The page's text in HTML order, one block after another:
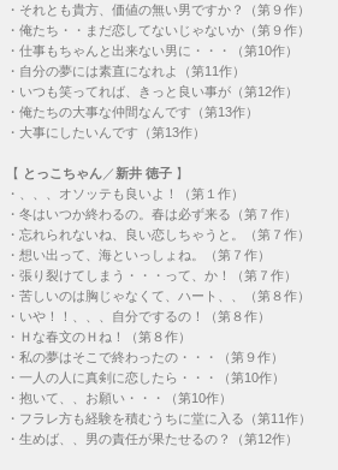
・ それとも貴方、価値の無い男ですか？（第９作）
・ 俺たち・・まだ恋してないじゃないか（第９作）
・ 仕事もちゃんと出来ない男に・・・（第10作）
・ 自分の夢には素直になれよ（第11作）
・ いつも笑ってれば、きっと良い事が（第12作）
・ 俺たちの大事な仲間なんです（第13作）
・ 大事にしたいんです（第13作）
【 とっこちゃん ／新井 徳子 】
・
、、、オソッテも良いよ！（第１作）
・ 冬はいつか終わるの。春は必ず来る（第７作）
・ 忘れられないね、良い恋しちゃうと。（第７作）
・ 想い出って、海といっしょね。（第７作）
・ 張り裂けてしまう・・・って、か！（第７作）
・ 苦しいのは胸じゃなくて、ハート、、（第８作）
・ いや！！、、、自分でするの！（第８作）
・ Ｈな春文のＨね！（第８作）
・ 私の夢はそこで終わったの・・・（第９作）
・ 一人の人に真剣に恋したら・・・（第10作）
・ 抱いて、、お願い・・・（第10作）
・ フラレ方も経験を積むうちに堂に入る（第11作）
・ 生めば、、男の責任が果たせるの？（第12作）